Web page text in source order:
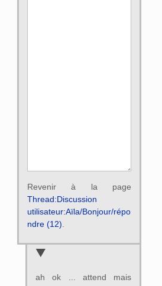
Revenir à la page
Thread:Discussion
utilisateur:Aïla/Bonjour/répo
ndre (12)
ah ok ... attend mais